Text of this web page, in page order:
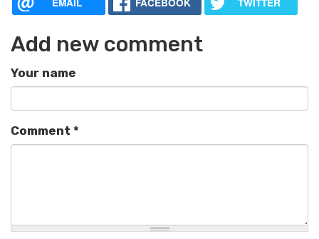
EMAIL FACEBOOK TWITTER
Add new comment
Your name
Comment *